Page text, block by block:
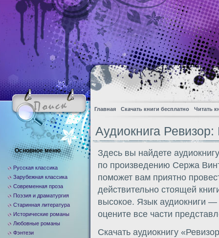
Главная Скачать книги бесплатно Читать
Аудиокнига
Здесь вы найдете
по произведению Сержа
поможет вам приятно
действительно стоящей
высокое. Язык аудиокниги
оцените все части
Скачать аудиокнигу
Основное меню
Русская классика
Зарубежная классика
Современная проза
Поэзия и драматургия
Старинная литература
Исторические романы
Любовные романы
Фэнтези